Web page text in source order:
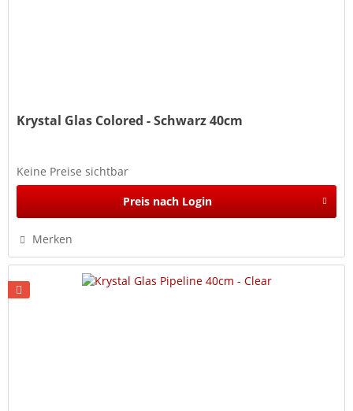
Krystal Glas Colored - Schwarz 40cm
Keine Preise sichtbar
Preis nach Login
Merken